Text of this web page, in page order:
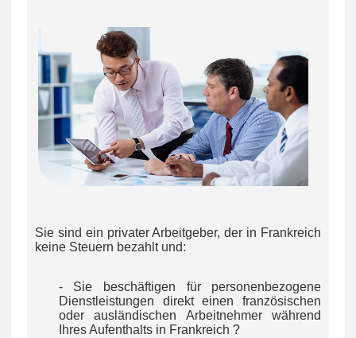
Sie sind Arbeitnehmer
Sie sind ein privater Arbeitgeber, der in Frankreich
keine Steuern bezahlt und:
- Sie beschäftigen für personenbezogene
Dienstleistungen direkt einen französischen
oder ausländischen Arbeitnehmer während
Ihres Aufenthalts in Frankreich ?